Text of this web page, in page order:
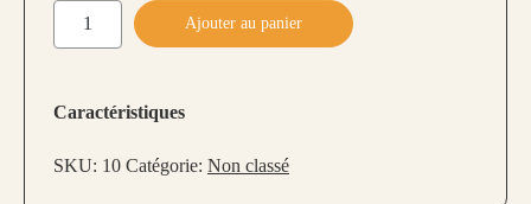
quantité
de
neige
Étudiant.e.s
Ajouter au panier
Caractéristiques
SKU: 10 Catégorie: Non classé